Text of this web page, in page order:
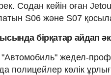
Содан кейін оған
S06 және S07
бірқатар айдап
"Автомобиль" жедел-
полицейлер көлік